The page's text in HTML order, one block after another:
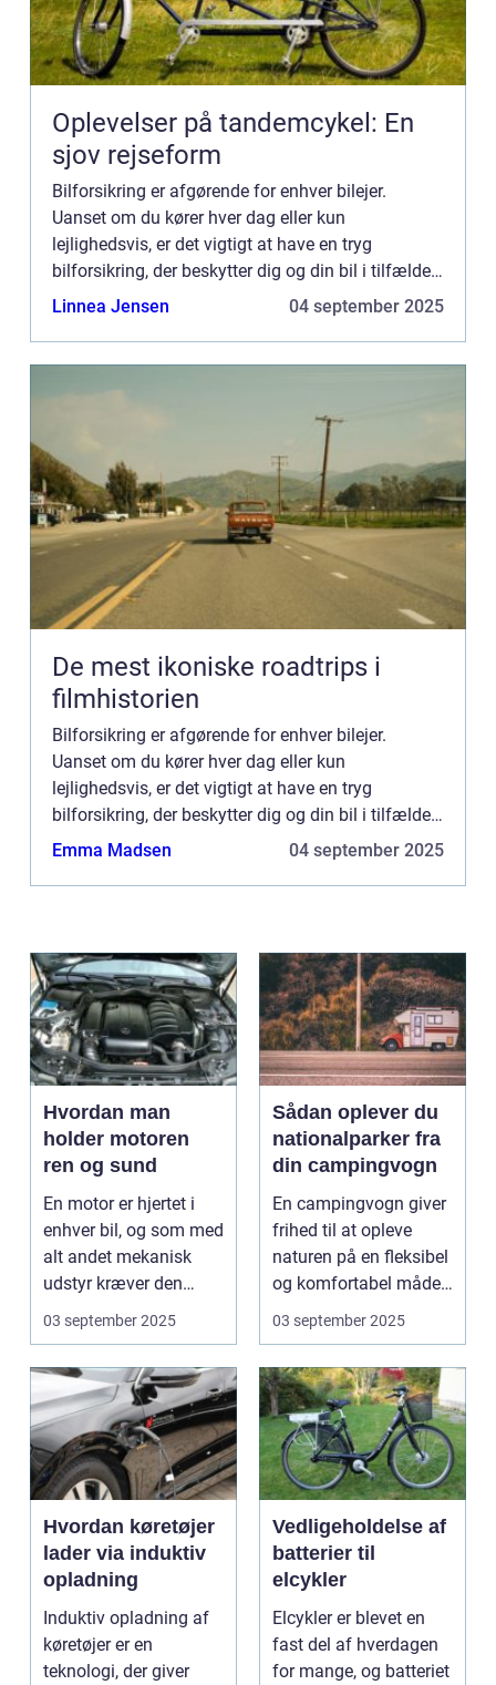
Oplevelser på tandemcykel: En
sjov rejseform
Bilforsikring er afgørende for enhver bilejer.
Uanset om du kører hver dag eller kun
lejlighedsvis, er det vigtigt at have en tryg
bilforsikring, der beskytter dig og din bil i tilfælde
af uheld eller skader. I denne artikel vil v...
Linnea Jensen 04 september 2025
De mest ikoniske roadtrips i
filmhistorien
Bilforsikring er afgørende for enhver bilejer.
Uanset om du kører hver dag eller kun
lejlighedsvis, er det vigtigt at have en tryg
bilforsikring, der beskytter dig og din bil i tilfælde
af uheld eller skader. I denne artikel vil v...
Emma Madsen 04 september 2025
Hvordan man
holder motoren
ren og sund
En motor er hjertet i
enhver bil, og som med
alt andet mekanisk
udstyr kræver den
omsorg for a...
03 september 2025
Sådan oplever du
nationalparker fra
din campingvogn
En campingvogn giver
frihed til at opleve
naturen på en fleksibel
og komfortabel måde.
N...
03 september 2025
Hvordan køretøjer
lader via induktiv
opladning
Induktiv opladning af
køretøjer er en
teknologi, der giver
Vedligeholdelse af
batterier til
elcykler
Elcykler er blevet en
fast del af hverdagen
for mange, og batteriet